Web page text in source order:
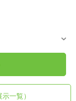
一覧）